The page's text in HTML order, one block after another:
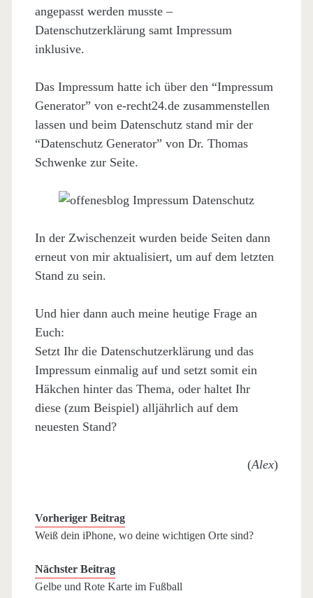
angepasst werden musste –
Datenschutzerklärung samt Impressum
inklusive.
Das Impressum hatte ich über den “Impressum
Generator” von e-recht24.de zusammenstellen
lassen und beim Datenschutz stand mir der
“Datenschutz Generator” von Dr. Thomas
Schwenke zur Seite.
In der Zwischenzeit wurden beide Seiten dann
erneut von mir aktualisiert, um auf dem letzten
Stand zu sein.
Und hier dann auch meine heutige Frage an
Euch:
Setzt Ihr die Datenschutzerklärung und das
Impressum einmalig auf und setzt somit ein
Häkchen hinter das Thema, oder haltet Ihr
diese (zum Beispiel) alljährlich auf dem
neuesten Stand?
(Alex)
Vorheriger Beitrag
Weiß dein iPhone, wo deine wichtigen Orte sind?
Nächster Beitrag
Gelbe und Rote Karte im Fußball